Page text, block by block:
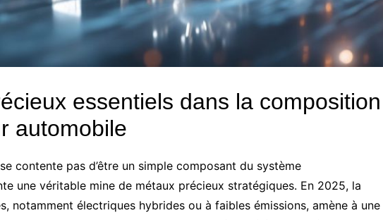
essentiels dans la composition
automobile
contente pas d’être un simple composant du système
une véritable mine de métaux précieux stratégiques. En 2025, la
notamment électriques hybrides ou à faibles émissions, amène à une